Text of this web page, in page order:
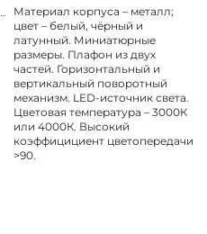
Материал корпуса – металл;
цвет – белый, чёрный и
латунный. Миниатюрные
размеры. Плафон из двух
частей. Горизонтальный и
вертикальный поворотный
механизм. LED-источник света.
Цветовая температура – 3000К
или 4000К. Высокий
коэффицициент цветопередачи
>90.